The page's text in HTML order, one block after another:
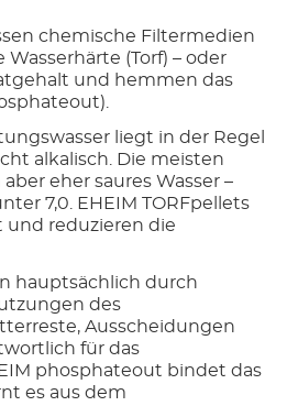
chemische Filtermedien
(Torf) – oder
und hemmen das
liegt in der Regel
alkalisch. Die meisten
eher saures Wasser –
7,0. EHEIM TORFpellets
und reduzieren die
hauptsächlich durch
des
Ausscheidungen
für das
phosphateout bindet das
es aus dem